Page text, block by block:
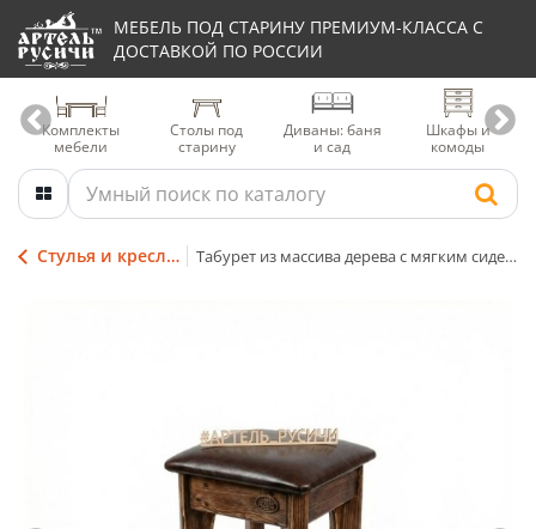
МЕБЕЛЬ ПОД СТАРИНУ ПРЕМИУМ-КЛАССА С
ДОСТАВКОЙ ПО РОССИИ
Комплекты
мебели
Столы под
старину
Диваны: баня
и сад
Шкафы и
комоды
Стулья и кресла из дерева Табурет из массива дерева с мягким сиденьем «Белгородский»